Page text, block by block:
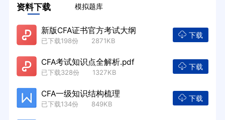
资料下载 模拟题库
新版CFA证书官方考试大纲
已下载198份 2871KB
下载
CFA考试知识点全解析.pdf
已下载328份 1327KB
下载
CFA一级知识结构梳理
已下载134份 849KB
下载